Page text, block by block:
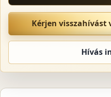
Kérjen visszahívást
Hívás